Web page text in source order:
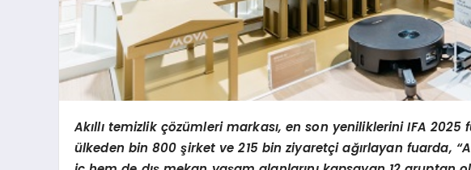
Akıllı temizlik çözümleri markası, en son yeniliklerini IFA 2025
ülkeden bin 800şirket ve 215 bin ziyaretçi ağırlayan fuarda, “